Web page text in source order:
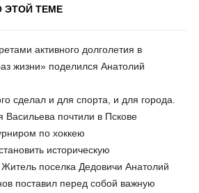
ЭТОЙ ТЕМЕ
активного долголетия в
жизни» поделился Анатолий
сделал и для спорта, и для города.
Васильева почтили в Пскове
по хоккею
историческую
Житель поселка Дедовичи Анатолий
поставил перед собой важную